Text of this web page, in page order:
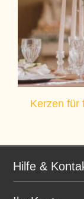
Kerzen für
Hilfe &